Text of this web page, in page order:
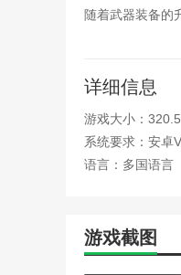
随着武器装备的
亡灵冲突怎
1.海量任务要及
你必须去那里找
详细信息
游戏大小：
系统要求：安卓
语言：多国语言
游戏截图